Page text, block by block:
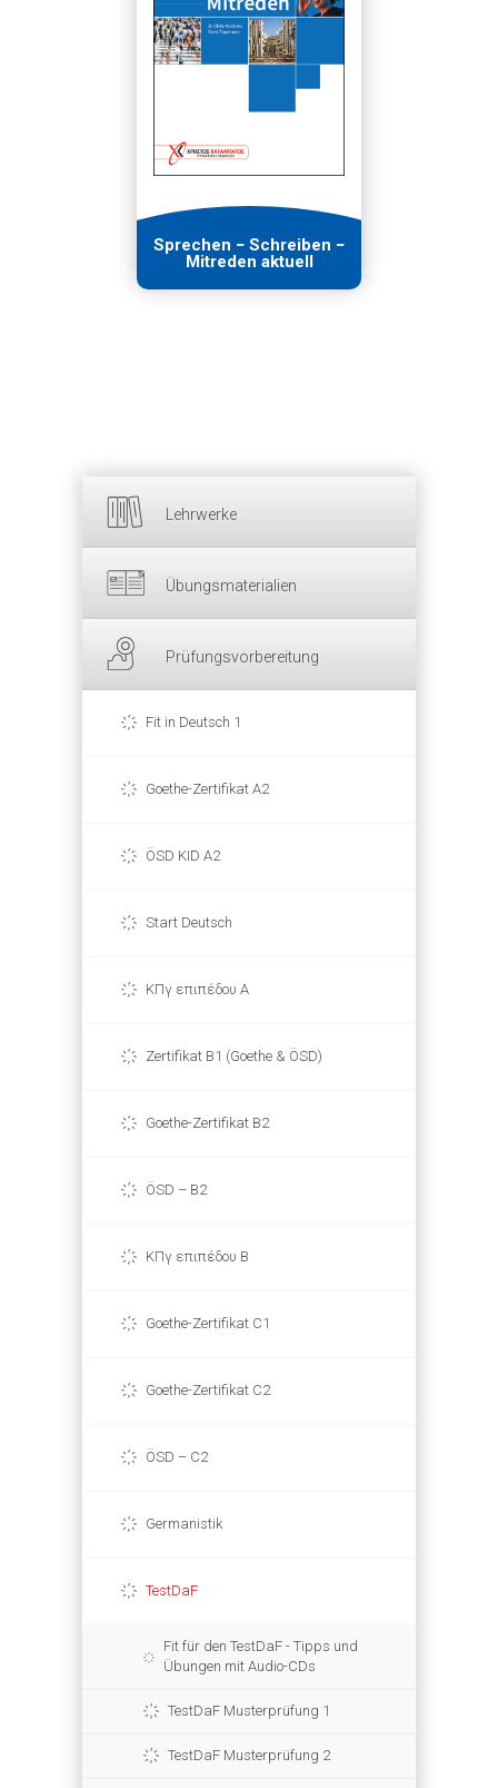
Lehrwerke
Übungsmaterialien
Prüfungsvorbereitung
Fit in Deutsch 1
Goethe-Zertifikat A2
ÖSD KID A2
Start Deutsch
ΚΠγ επιπέδου Α
Zertifikat B1 (Goethe & ÖSD)
Goethe-Zertifikat B2
ÖSD – B2
ΚΠγ επιπέδου Β
Goethe-Zertifikat C1
Goethe-Zertifikat C2
ÖSD – C2
Germanistik
TestDaF
Fit für den TestDaF - Tipps und
Übungen mit Audio-CDs
TestDaF Musterprüfung 1
TestDaF Musterprüfung 2
Sprechen − Schreiben −
Mitreden aktuell